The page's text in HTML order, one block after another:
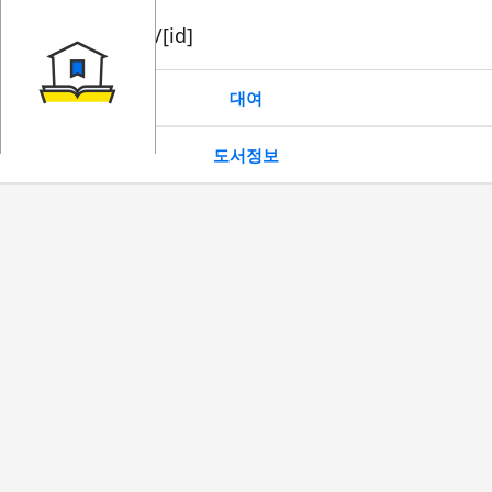
book/rent/[id]
대여
도서정보